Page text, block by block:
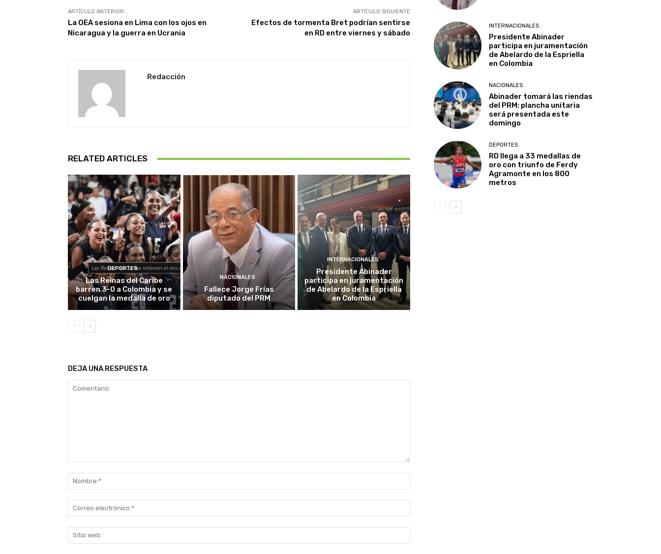
ARTÍCULO ANTERIOR
La OEA sesiona en Lima con los ojos en
Nicaragua y la guerra en Ucrania
ARTÍCULO SIGUIENTE
Efectos de tormenta Bret podrían sentirse
en RD entre viernes y sábado
Redacción
RELATED ARTICLES
DEPORTES
Las Reinas del Caribe
barren 3-0 a Colombia y se
cuelgan la medalla de oro
NACIONALES
Fallece Jorge Frías
diputado del PRM
INTERNACIONALES
Presidente Abinader
participa en juramentación
de Abelardo de la Espriella
en Colombia
DEJA UNA RESPUESTA
electrónico:*
web:
INTERNACIONALES
Presidente Abinader
participa en juramentación
de Abelardo de la Espriella
en Colombia
NACIONALES
Abinader tomará las riendas
del PRM: plancha unitaria
será presentada este
domingo
DEPORTES
RD llega a 33 medallas de
oro con triunfo de Ferdy
Agramonte en los 800
metros